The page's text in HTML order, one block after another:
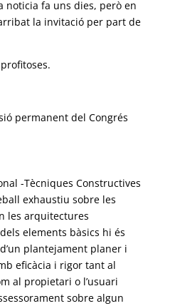
noticia fa uns dies, però en
la invitació per part de
permanent del Congrés
-Tècniques Constructives
exhaustiu sobre les
les arquitectures
elements bàsics hi és
plantejament planer i
eficàcia i rigor tant al
al propietari o l’usuari
sobre algun